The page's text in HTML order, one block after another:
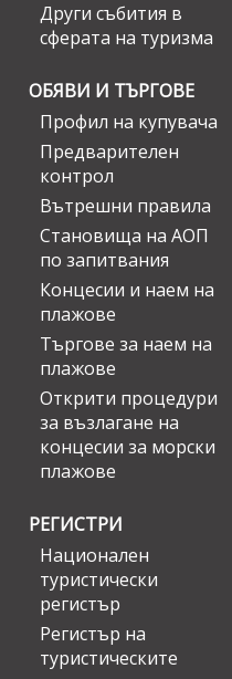
Други събития в
сферата на туризма
ОБЯВИ И ТЪРГОВЕ
Профил на купувача
Предварителен
контрол
Вътрешни правила
Становища на АОП
по запитвания
Концесии и наем на
плажове
Търгове за наем на
плажове
Открити процедури
за възлагане на
концесии за морски
плажове
РЕГИСТРИ
Национален
туристически
регистър
Регистър на
туристическите